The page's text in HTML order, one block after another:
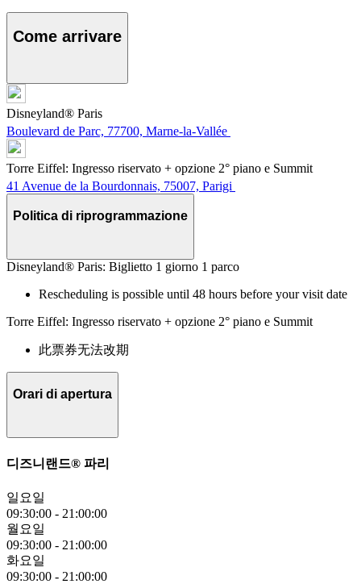
Come arrivare
Disneyland® Paris
Boulevard de Parc, 77700, Marne-la-Vallée
Torre Eiffel: Ingresso riservato + opzione 2° piano e Summit
41 Avenue de la Bourdonnais, 75007, Parigi
Politica di riprogrammazione
Disneyland® Paris: Biglietto 1 giorno 1 parco
Rescheduling is possible until 48 hours before your visit date
Torre Eiffel: Ingresso riservato + opzione 2° piano e Summit
此票券无法改期
Orari di apertura
디즈니랜드® 파리
일요일
09:30:00 - 21:00:00
월요일
09:30:00 - 21:00:00
화요일
09:30:00 - 21:00:00